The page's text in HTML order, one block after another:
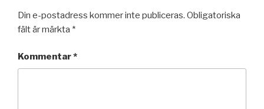
Din e-postadress kommer inte publiceras. Obligatoriska
fält är märkta *
Kommentar*